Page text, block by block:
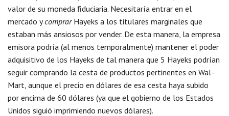
valor de su moneda fiduciaria. Necesitaría entrar en el
mercado ycomprarHayeks a los titulares marginales que
estaban más ansiosos por vender. De esta manera, la empresa
emisora podría (al menos temporalmente) mantener el poder
adquisitivo de los Hayeks de tal manera que 5 Hayeks podrían
seguir comprando la cesta de productos pertinentes en Wal-
Mart, aunque el precio en dólares de esa cesta haya subido
por encima de 60 dólares (ya que el gobierno de los Estados
Unidos siguió imprimiendo nuevos dólares).